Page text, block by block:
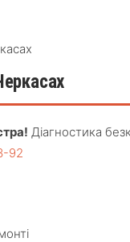
Діагностика
92